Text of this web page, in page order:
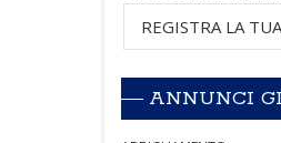
REGISTRA LA
ANNUNCI